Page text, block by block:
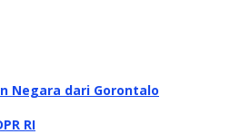
Negara dari Gorontalo
RI